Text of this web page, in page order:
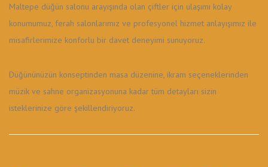
Maltepe düğün salonu arayışında olan çiftler için ulaşımı kolay
konumumuz, ferah salonlarımız ve profesyonel hizmet anlayışımız ile
misafirlerimize konforlu bir davet deneyimi sunuyoruz.
Düğününüzün konseptinden masa düzenine, ikram seçeneklerinden
müzik ve sahne organizasyonuna kadar tüm detayları sizin
isteklerinize göre şekillendiriyoruz.